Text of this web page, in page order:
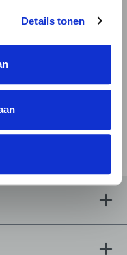
Details tonen+